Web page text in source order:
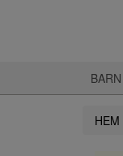
BARN
HEM